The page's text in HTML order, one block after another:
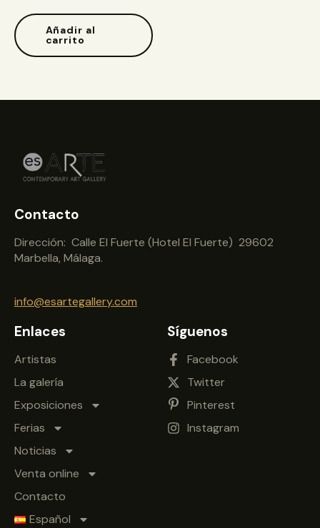
Añadir al
carrito
Contacto
Dirección: Calle El Fuerte (Hotel El Fuerte) 29602
Marbella, Málaga.
info@esartegallery.com
Enlaces
Artistas
La galería
Exposiciones
Ferias
Noticias
Venta online
Contacto
Español
Síguenos
Facebook
Twitter
Pinterest
Instagram